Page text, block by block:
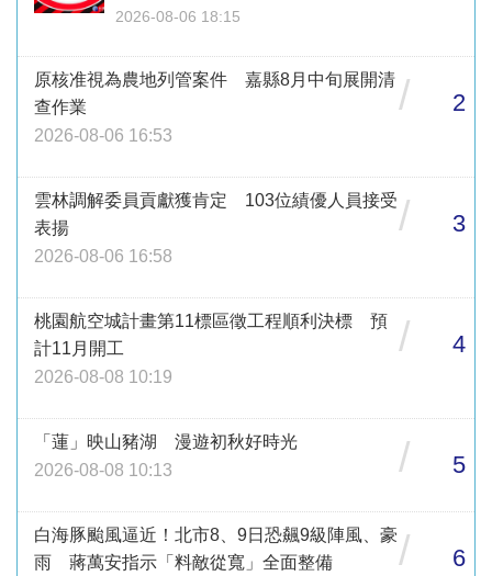
2026-08-06 18:15
原核准視為農地列管案件 嘉縣8月中旬展開清
查作業
2026-08-06 16:53
/ 2
雲林調解委員貢獻獲肯定 103位績優人員接受
表揚
2026-08-06 16:58
/ 3
桃園航空城計畫第11標區徵工程順利決標 預
計11月開工
2026-08-08 10:19
/ 4
「蓮」映山豬湖 漫遊初秋好時光
2026-08-08 10:13
/ 5
白海豚颱風逼近！北市8、9日恐飆9級陣風、豪
雨 蔣萬安指示「料敵從寬」全面整備
/ 6